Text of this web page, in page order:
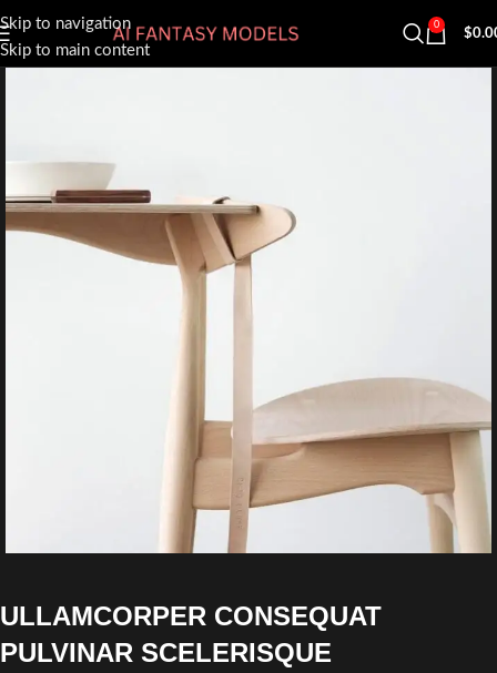
Skip to navigation
Skip to main content
0
$
ULLAMCORPER CONSEQUAT
PULVINAR SCELERISQUE